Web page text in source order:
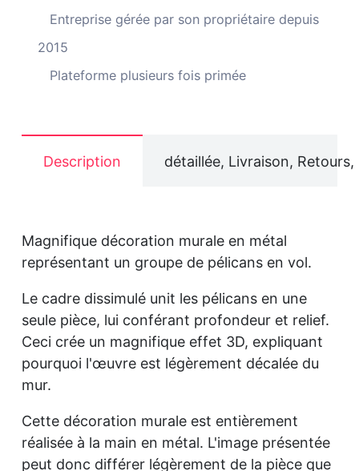
Entreprise gérée par son propriétaire depuis
2015
Plateforme plusieurs fois primée
Description détaillée, Livraison, Retours,
Magnifique décoration murale en métal
représentant un groupe de pélicans en vol.
Le cadre dissimulé unit les pélicans en une
seule pièce, lui conférant profondeur et relief.
Ceci crée un magnifique effet 3D, expliquant
pourquoi l'œuvre est légèrement décalée du
mur.
Cette décoration murale est entièrement
réalisée à la main en métal. L'image présentée
peut donc différer légèrement de la pièce que